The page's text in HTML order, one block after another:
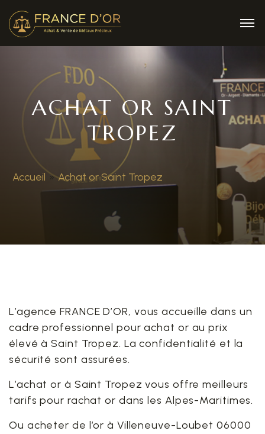
ACHAT OR SAINT
TROPEZ
Accueil » Achat or Saint Tropez
L’agence FRANCE D’OR, vous accueille dans un
cadre professionnel pour achat or au prix
élevé à Saint Tropez. La confidentialité et la
sécurité sont assurées.
L’achat or à Saint Tropez vous offre meilleurs
tarifs pour rachat or dans les Alpes-Maritimes.
Ou acheter de l’or à Villeneuve-Loubet 06000